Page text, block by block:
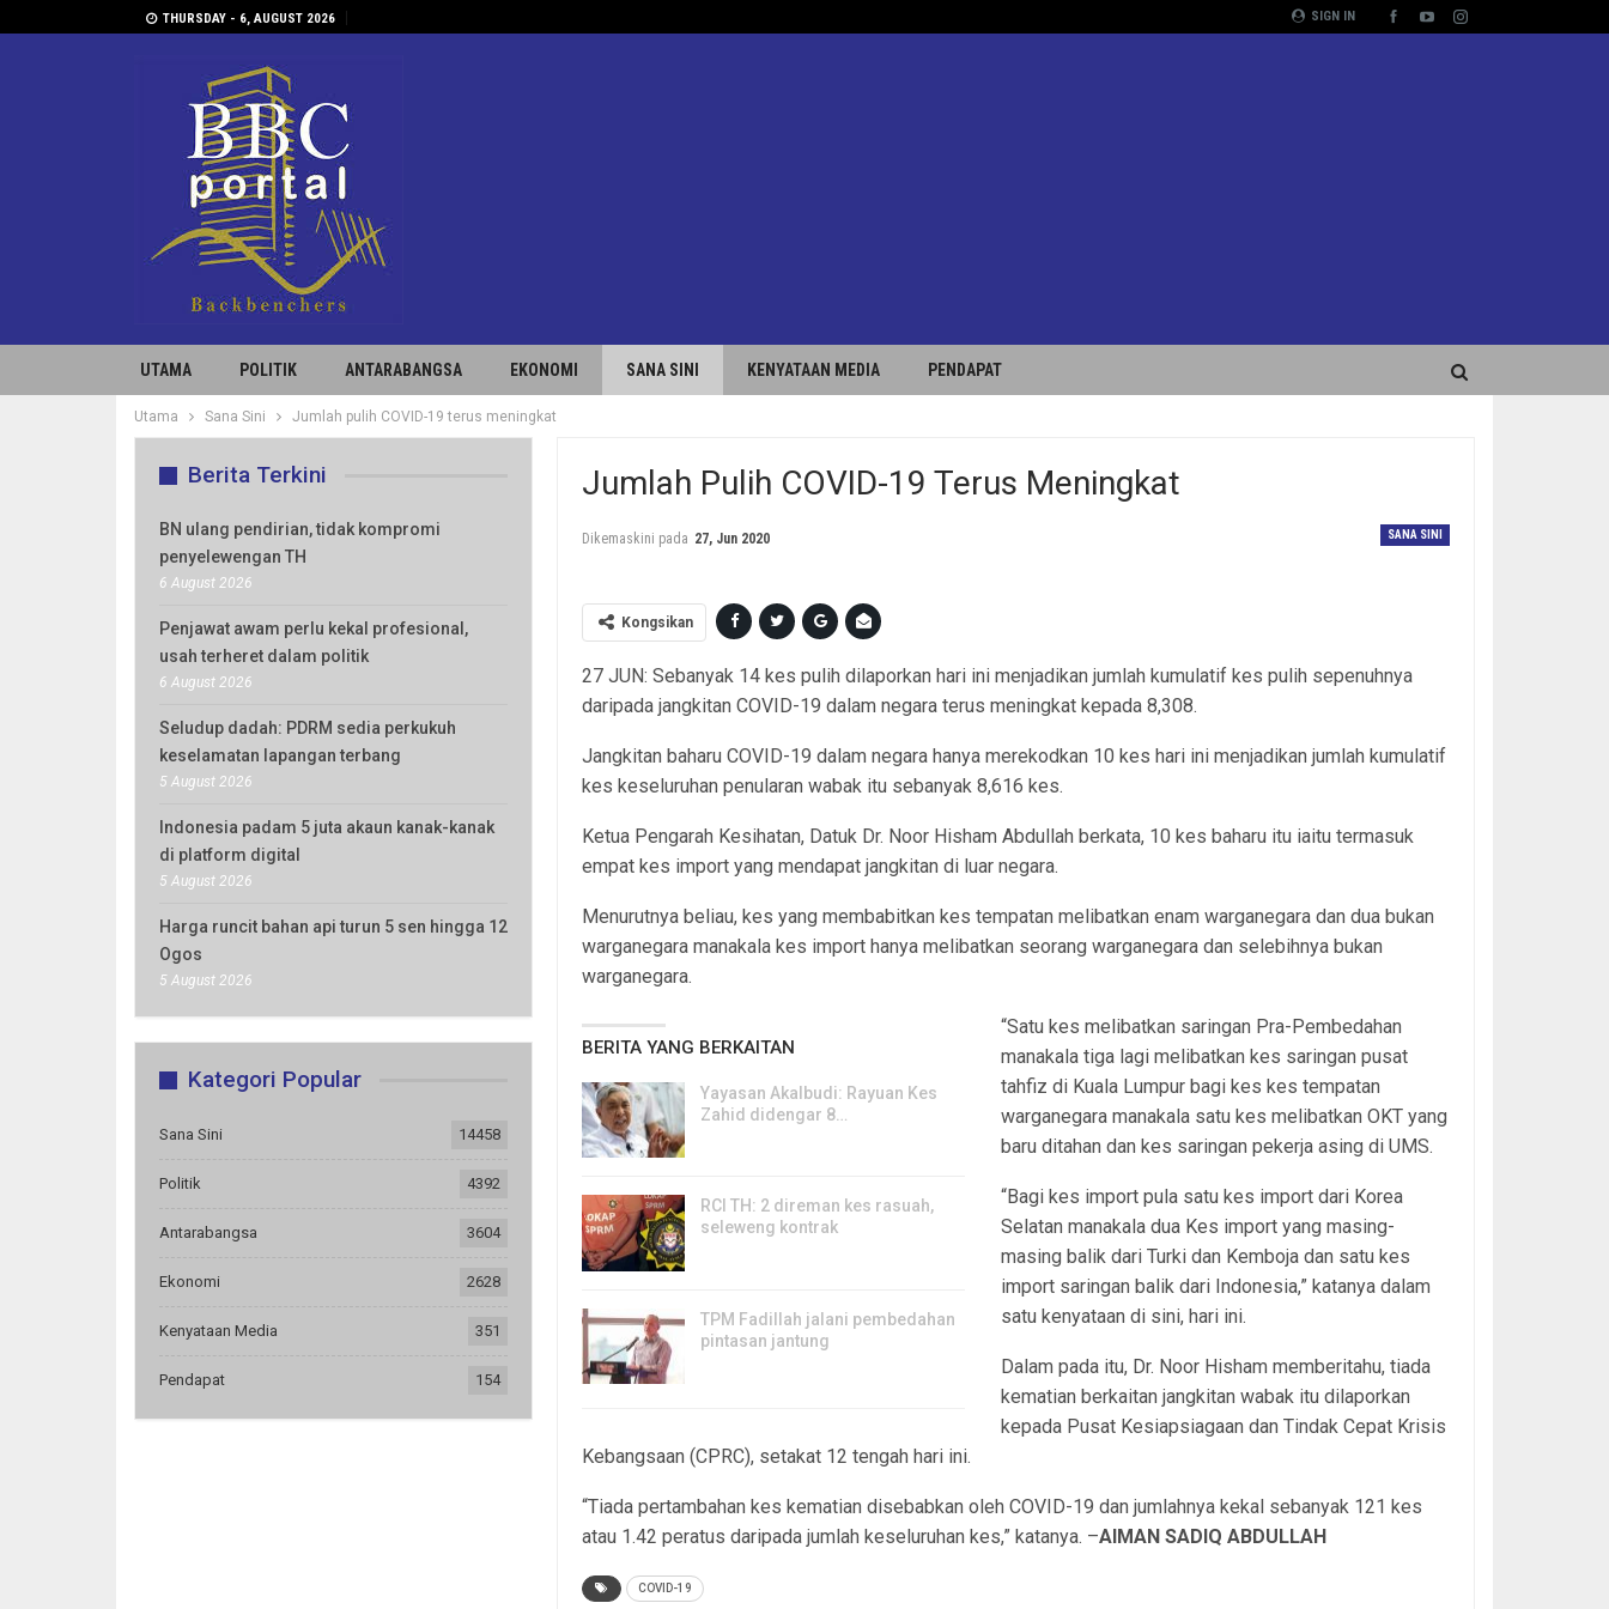
SIGN IN
THURSDAY - 6, AUGUST 2026
UTAMA POLITIK ANTARABANGSA EKONOMI SANA SINI KENYATAAN MEDIA PENDAPAT
Utama Sana Sini Jumlah pulih COVID-19 terus meningkat
Jumlah Pulih COVID-19 Terus Meningkat
SANA SINI
Dikemaskini pada 27, Jun 2020
Kongsikan
27 JUN: Sebanyak 14 kes pulih dilaporkan hari ini menjadikan jumlah kumulatif kes pulih sepenuhnya
daripada jangkitan COVID-19 dalam negara terus meningkat kepada 8,308.
Jangkitan baharu COVID-19 dalam negara hanya merekodkan 10 kes hari ini menjadikan jumlah kumulatif
kes keseluruhan penularan wabak itu sebanyak 8,616 kes.
Ketua Pengarah Kesihatan, Datuk Dr. Noor Hisham Abdullah berkata, 10 kes baharu itu iaitu termasuk
empat kes import yang mendapat jangkitan di luar negara.
Menurutnya beliau, kes yang membabitkan kes tempatan melibatkan enam warganegara dan dua bukan
warganegara manakala kes import hanya melibatkan seorang warganegara dan selebihnya bukan
warganegara.
BERITA YANG BERKAITAN
Yayasan Akalbudi: Rayuan Kes
Zahid didengar 8…
RCI TH: 2 direman kes rasuah,
seleweng kontrak
TPM Fadillah jalani pembedahan
pintasan jantung
“Satu kes melibatkan saringan Pra-Pembedahan
manakala tiga lagi melibatkan kes saringan pusat
tahfiz di Kuala Lumpur bagi kes kes tempatan
warganegara manakala satu kes melibatkan OKT yang
baru ditahan dan kes saringan pekerja asing di UMS.
“Bagi kes import pula satu kes import dari Korea
Selatan manakala dua Kes import yang masing-
masing balik dari Turki dan Kemboja dan satu kes
import saringan balik dari Indonesia,” katanya dalam
satu kenyataan di sini, hari ini.
Dalam pada itu, Dr. Noor Hisham memberitahu, tiada
kematian berkaitan jangkitan wabak itu dilaporkan
kepada Pusat Kesiapsiagaan dan Tindak Cepat Krisis
Kebangsaan (CPRC), setakat 12 tengah hari ini.
“Tiada pertambahan kes kematian disebabkan oleh COVID-19 dan jumlahnya kekal sebanyak 121 kes
atau 1.42 peratus daripada jumlah keseluruhan kes,” katanya. –AIMAN SADIQ ABDULLAH
COVID-19
Berita Terkini
BN ulang pendirian, tidak kompromi
penyelewengan TH
6 August 2026
Penjawat awam perlu kekal profesional,
usah terheret dalam politik
6 August 2026
Seludup dadah: PDRM sedia perkukuh
keselamatan lapangan terbang
5 August 2026
Indonesia padam 5 juta akaun kanak-kanak
di platform digital
5 August 2026
Harga runcit bahan api turun 5 sen hingga 12
Ogos
5 August 2026
Kategori Popular
Sana Sini 14458
Politik 4392
Antarabangsa 3604
Ekonomi 2628
Kenyataan Media 351
Pendapat 154